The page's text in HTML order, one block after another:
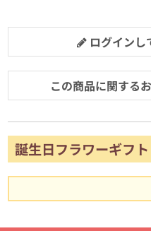
ログインし
この商品に関する
誕生日フラワーギフ